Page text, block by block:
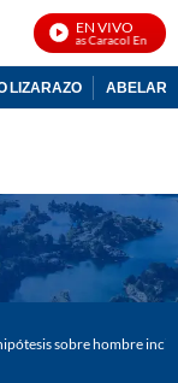
EN VIVO
Noticias Caracol En Vivo
LIZARAZO
sobre hombre